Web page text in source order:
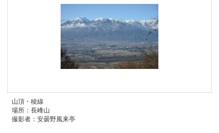
山頂・稜線
場所：長峰山
撮影者：安曇野風来亭